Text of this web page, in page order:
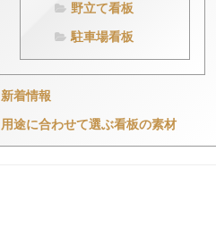
野立て看板
駐車場看板
新着情報
用途に合わせて選ぶ看板の素材